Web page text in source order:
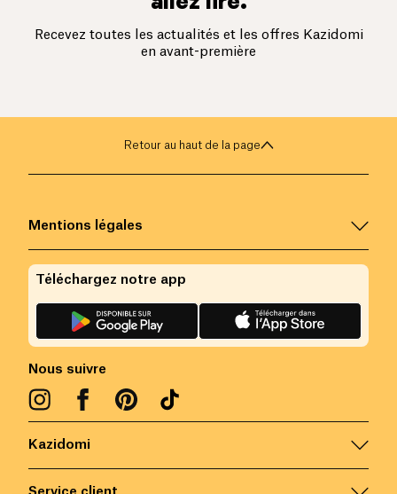
Recevez toutes les actualités et les offres Kazidomi
en avant-première
Retour au haut de la page
Kazidomi
Service client
Mentions légales
Nous suivre
Téléchargez notre app